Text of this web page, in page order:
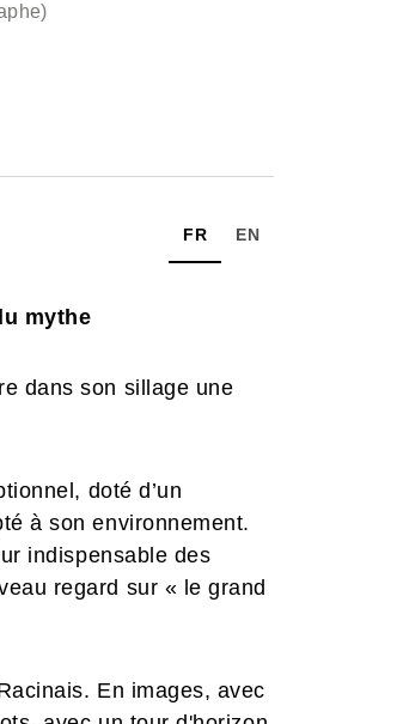
)
FR EN
mythe
dans son sillage une
doté d’un
à son environnement.
indispensable des
regard sur « le grand
En images, avec